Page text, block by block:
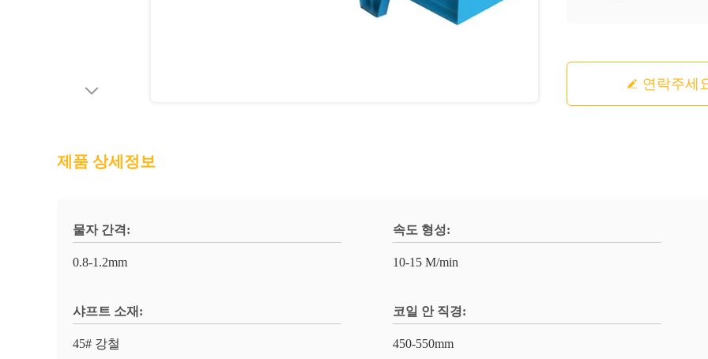
연락주세
제품 상세정보
물자 간격:
0.8-1.2mm
속도 형성:
10-15 M/min
샤프트 소재:
45# 강철
코일 안 직경:
450-550mm